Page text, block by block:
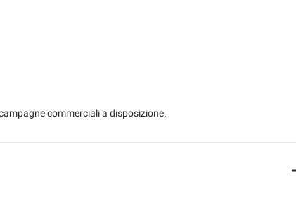
(PDLS Plus)
commerciali a disposizione.